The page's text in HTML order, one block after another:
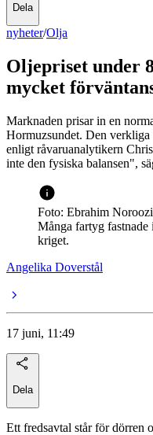
Dela
nyheter/Olja
Oljepriset under
mycket
Marknaden prisar in en
Hormuzsundet. Den verkliga
enligt råvaruanalytikern
inte den fysiska balansen",
Foto: Ebrahim
Många fartyg fastnade
kriget.
Angelika Doverstål
17 juni, 11:49
Dela
Ett fredsavtal står för dörren